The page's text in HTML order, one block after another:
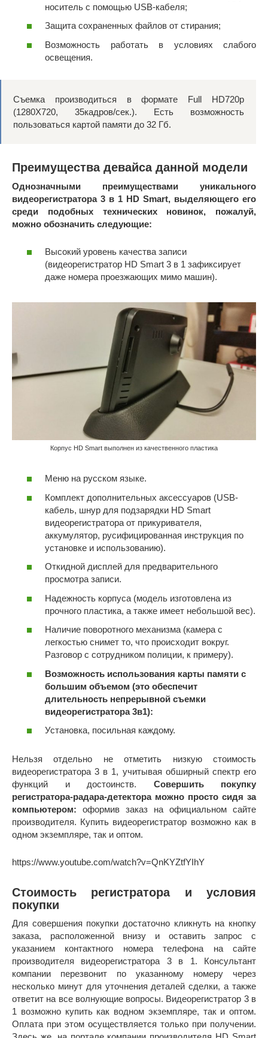
носитель с помощью USB-кабеля;
Защита сохраненных файлов от стирания;
Возможность работать в условиях слабого
освещения.
Съемка производиться в формате Full HD720р
(1280Х720, 35кадров/сек.). Есть возможность
пользоваться картой памяти до 32 Гб.
Преимущества девайса данной модели
Однозначными преимуществами уникального
видеорегистратора 3 в 1 HD Smart, выделяющего его
среди подобных технических новинок, пожалуй,
можно обозначить следующие:
Высокий уровень качества записи
(видеорегистратор HD Smart 3 в 1 зафиксирует
даже номера проезжающих мимо машин).
Корпус HD Smart выполнен из качественного пластика
Меню на русском языке.
Комплект дополнительных аксессуаров (USB-
кабель, шнур для подзарядки HD Smart
видеорегистратора от прикуривателя,
аккумулятор, русифицированная инструкция по
установке и использованию).
Откидной дисплей для предварительного
просмотра записи.
Надежность корпуса (модель изготовлена из
прочного пластика, а также имеет небольшой вес).
Наличие поворотного механизма (камера с
легкостью снимет то, что происходит вокруг.
Разговор с сотрудником полиции, к примеру).
Возможность использования карты памяти с
большим объемом (это обеспечит
длительность непрерывной съемки
видеорегистратора 3в1):
Установка, посильная каждому.
Нельзя отдельно не отметить низкую стоимость
видеорегистратора 3 в 1, учитывая обширный спектр его
функций и достоинств. Совершить покупку
регистратора-радара-детектора можно просто сидя за
компьютером: оформив заказ на официальном сайте
производителя. Купить видеорегистратор возможно как в
одном экземпляре, так и оптом.
https://www.youtube.com/watch?v=QnKYZtfYIhY
Стоимость регистратора и условия
покупки
Для совершения покупки достаточно кликнуть на кнопку
заказа, расположенной внизу и оставить запрос с
указанием контактного номера телефона на сайте
производителя видеорегистратора 3 в 1. Консультант
компании перезвонит по указанному номеру через
несколько минут для уточнения деталей сделки, а также
ответит на все волнующие вопросы. Видеорегистратор 3 в
1 возможно купить как водном экземпляре, так и оптом.
Оплата при этом осуществляется только при получении.